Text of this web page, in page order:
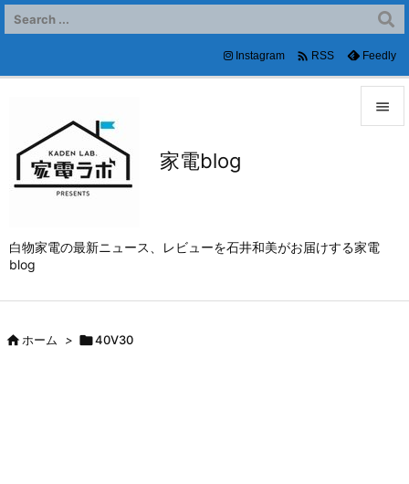
家電blog
白物家電の最新ニュース、レビューを石井和美がお届けする家電
blog


前へ
次へ
Instagram  RSS Feedly
ホーム > 40V30